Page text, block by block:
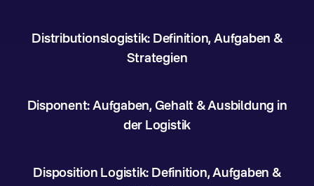
Distributionslogistik: Definition, Aufgaben &
Strategien
Disponent: Aufgaben, Gehalt & Ausbildung in
der Logistik
Disposition Logistik: Definition, Aufgaben &